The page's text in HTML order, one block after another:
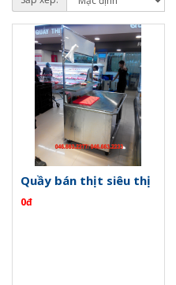
Quầy bán thịt siêu thị
0đ